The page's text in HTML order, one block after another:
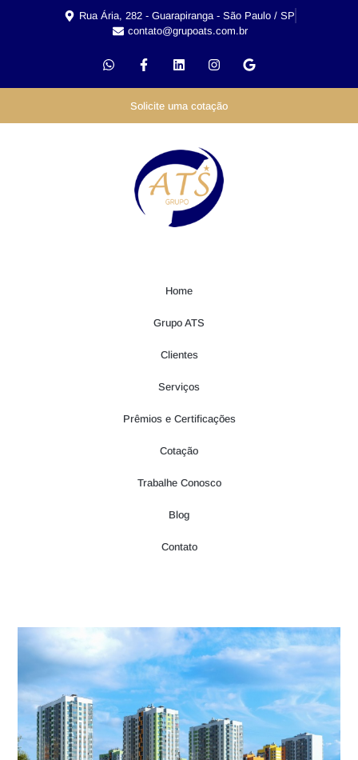
Rua Ária, 282 - Guarapiranga - São Paulo / SP
contato@grupoats.com.br
Solicite uma cotação
Home
Grupo ATS
Clientes
Serviços
Prêmios e Certificações
Cotação
Trabalhe Conosco
Blog
Contato